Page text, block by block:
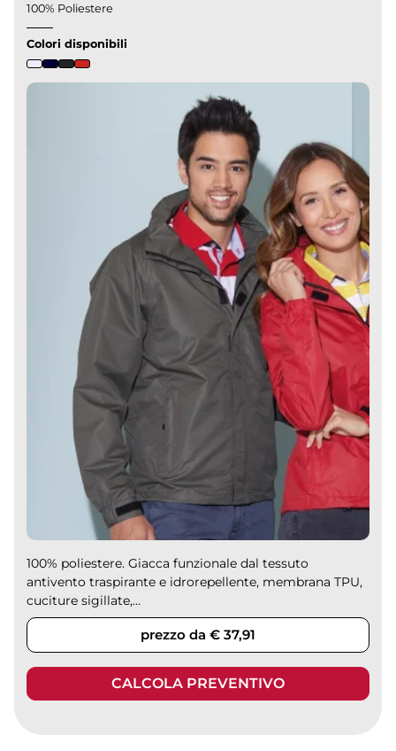
100% Poliestere
Colori disponibili
100% poliestere. Giacca funzionale dal tessuto
antivento traspirante e idrorepellente, membrana TPU,
cuciture sigillate,...
prezzo da € 37,91
CALCOLA PREVENTIVO